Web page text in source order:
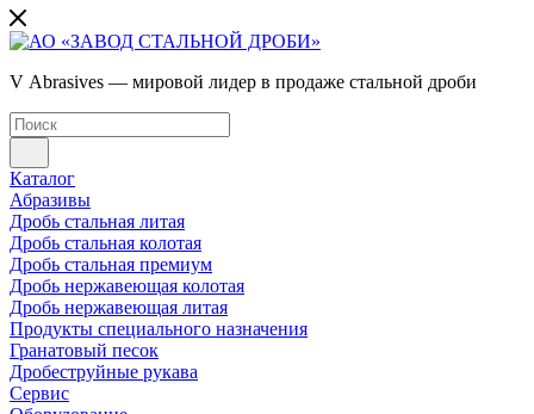
V Abrasives — мировой лидер в продаже стальной дроби
Каталог
Абразивы
Дробь стальная литая
Дробь стальная колотая
Дробь стальная премиум
Дробь нержавеющая колотая
Дробь нержавеющая литая
Продукты специального назначения
Гранатовый песок
Дробеструйные рукава
Сервис